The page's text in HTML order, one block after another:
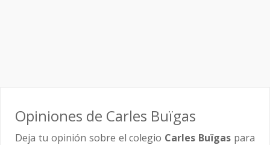
Opiniones de Carles Buïgas
Deja tu opinión sobre el colegio Carles Buïgas para